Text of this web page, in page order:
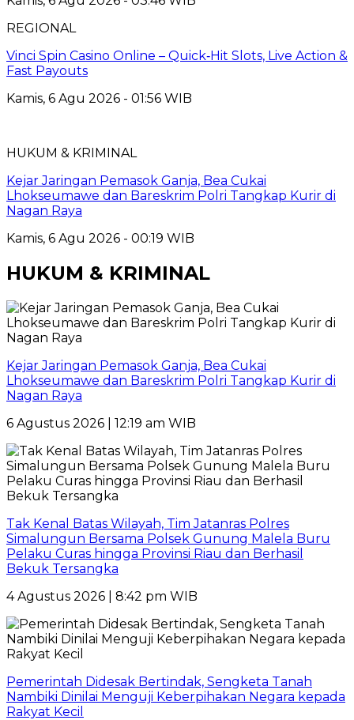
REGIONAL
Vinci Spin Casino Online – Quick‑Hit Slots, Live Action &
Fast Payouts
Kamis, 6 Agu 2026 - 01:56 WIB
HUKUM & KRIMINAL
Kejar Jaringan Pemasok Ganja, Bea Cukai
Lhokseumawe dan Bareskrim Polri Tangkap Kurir di
Nagan Raya
Kamis, 6 Agu 2026 - 00:19 WIB
HUKUM & KRIMINAL
Kejar Jaringan Pemasok Ganja, Bea Cukai
Lhokseumawe dan Bareskrim Polri Tangkap Kurir di
Nagan Raya
6 Agustus 2026 | 12:19 am WIB
Tak Kenal Batas Wilayah, Tim Jatanras Polres
Simalungun Bersama Polsek Gunung Malela Buru
Pelaku Curas hingga Provinsi Riau dan Berhasil
Bekuk Tersangka
4 Agustus 2026 | 8:42 pm WIB
Pemerintah Didesak Bertindak, Sengketa Tanah
Nambiki Dinilai Menguji Keberpihakan Negara kepada
Rakyat Kecil